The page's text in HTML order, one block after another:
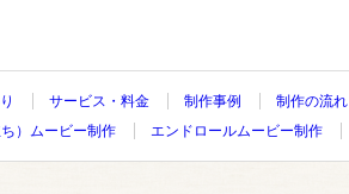
サービス・料金 制作事例 制作の流れ
）ムービー制作
エンドロールムービー制作